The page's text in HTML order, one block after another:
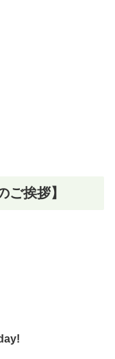
挨拶】